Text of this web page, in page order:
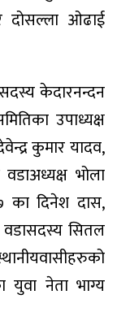
दोसल्ला ओढाई
सदस्य केदारनन्दन
उपाध्यक्ष
कुमार यादव,
भोला
का दिनेश दास,
वडासदस्य सितल
युवा नेता भाग्य